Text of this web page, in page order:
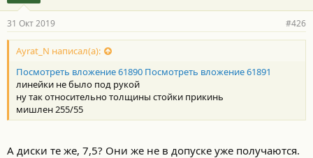
31 Окт 2019 #426
Ayrat_N написал(а):
Посмотреть вложение 61890 Посмотреть вложение 61891
линейки не было под рукой
ну так относительно толщины стойки прикинь
мишлен 255/55
А диски те же, 7,5? Они же не в допуске уже получаются.